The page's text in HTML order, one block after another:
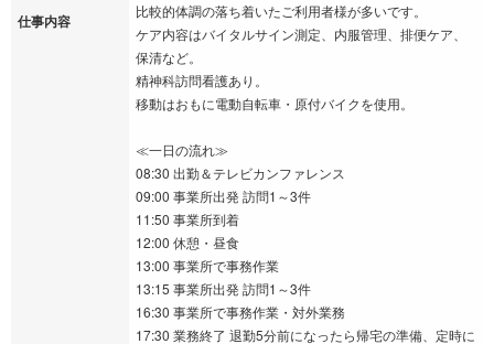
仕事内容
比較的体調の落ち着いたご利用者様が多いです。
ケア内容はバイタルサイン測定、内服管理、排便ケア、
保清など。
精神科訪問看護あり。
移動はおもに電動自転車・原付バイクを使用。
≪一日の流れ≫
08:30 出勤＆テレビカンファレンス
09:00 事業所出発 訪問1～3件
11:50 事業所到着
12:00 休憩・昼食
13:00 事業所で事務作業
13:15 事業所出発 訪問1～3件
16:30 事業所で事務作業・対外業務
17:30 業務終了 退勤5分前になったら帰宅の準備、定時に